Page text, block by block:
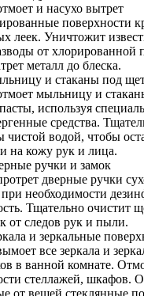
и насухо вытрет
поверхности
леек. Уничтожит
от хлорированной
металл до блеска.
и стаканы под
мыльницу и
используя
средства.
чистой водой, чтобы
на кожу рук и лица.
ручки и замок
дверные ручки
необходимости
Тщательно очистит
от следов рук и пыли.
и зеркальные
все зеркала и
в ванной комнате.
стеллажей, шкафов.
от вещей стеклянные